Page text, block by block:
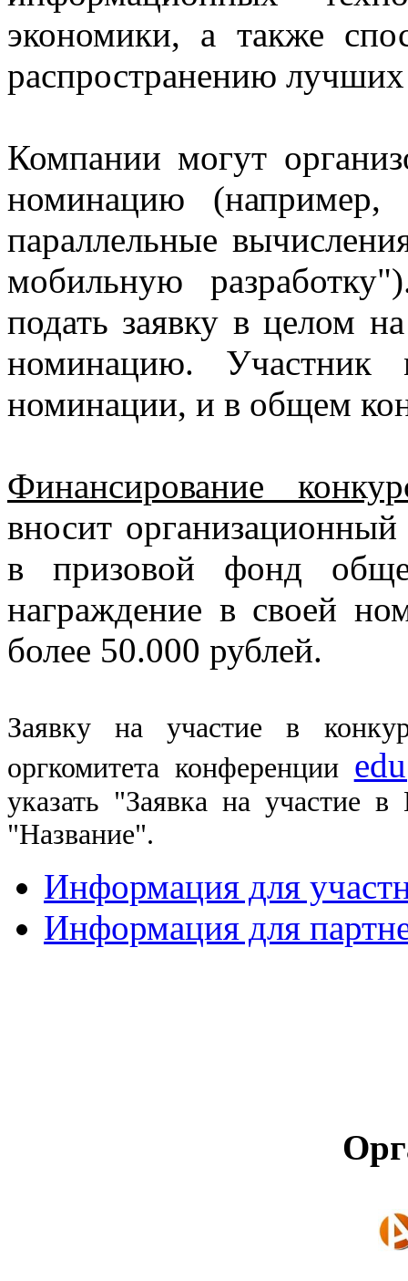
экономики, а также
распространению
Компании могут
номинацию
параллельные
мобильную
подать заявку в целом
номинацию.
номинации, и в общем
Финансирование
вносит
в призовой фонд
награждение в своей
более 50.000 рублей.
Заявку на участие в
оргкомитета конференции
указать "Заявка на участие
"Название".
Информация для
Информация для